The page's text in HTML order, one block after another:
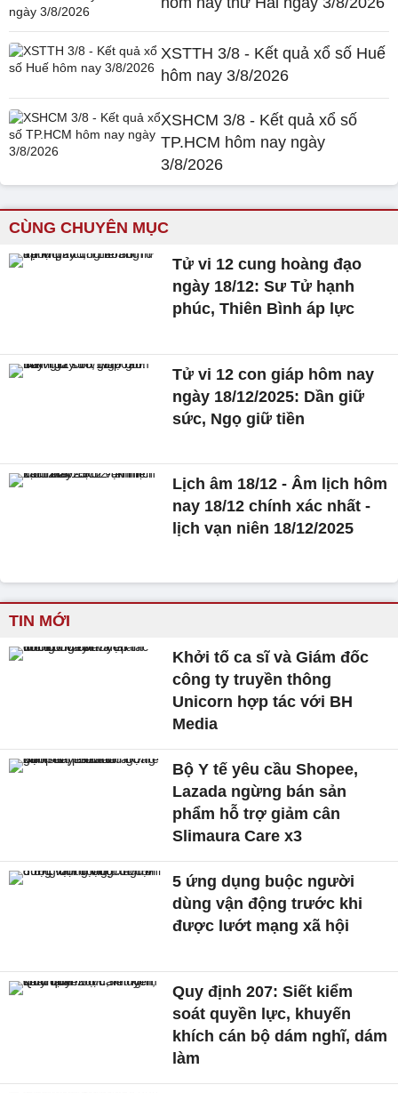
XSTTH 3/8 - Kết quả xổ số Huế
hôm nay 3/8/2026
XSHCM 3/8 - Kết quả xổ số
TP.HCM hôm nay ngày
3/8/2026
CÙNG CHUYÊN MỤC
Tử vi 12 cung hoàng đạo
ngày 18/12: Sư Tử hạnh
phúc, Thiên Bình áp lực
Tử vi 12 con giáp hôm nay
ngày 18/12/2025: Dần giữ
sức, Ngọ giữ tiền
Lịch âm 18/12 - Âm lịch hôm
nay 18/12 chính xác nhất -
lịch vạn niên 18/12/2025
TIN MỚI
Khởi tố ca sĩ và Giám đốc
công ty truyền thông
Unicorn hợp tác với BH
Media
Bộ Y tế yêu cầu Shopee,
Lazada ngừng bán sản
phẩm hỗ trợ giảm cân
Slimaura Care x3
5 ứng dụng buộc người
dùng vận động trước khi
được lướt mạng xã hội
Quy định 207: Siết kiểm
soát quyền lực, khuyến
khích cán bộ dám nghĩ, dám
làm